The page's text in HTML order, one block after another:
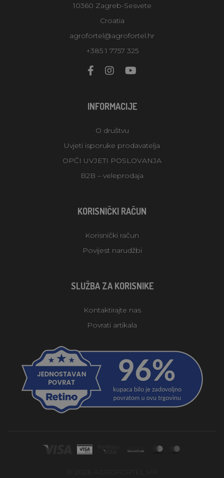
10360 Zagreb-Sesvete
Croatia
agrofortel@agrofortel.hr
+385 1 7757 325
INFORMACIJE
O društvu
Uvjeti isporuke prodavatelja
OPĆI UVJETI POSLOVANJA
B2B – veleprodaja
KORISNIČKI RAČUN
Korisnički račun
Povijest narudžbi
SLUŽBA ZA KORISNIKE
Kontaktirajte nas
Povrati artikala